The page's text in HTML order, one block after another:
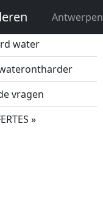
Antwerpen
water
vragen
»